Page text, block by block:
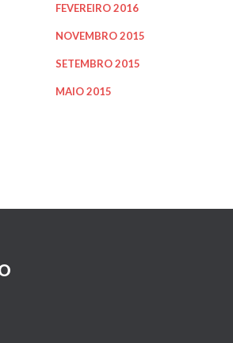
FEVEREIRO 2016
NOVEMBRO 2015
SETEMBRO 2015
MAIO 2015